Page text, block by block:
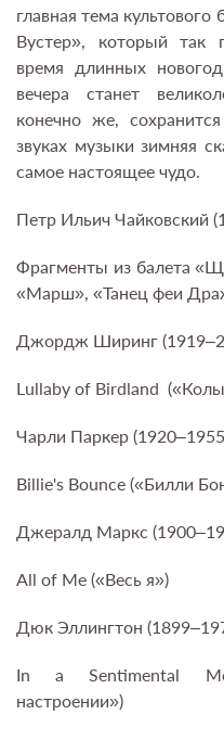
главная тема
Вустер», который так
время длинных
вечера станет
конечно же,
звуках музыки зимняя
самое настоящее чудо.
Петр Ильич Чайковский
Фрагменты из балета
«Марш», «Танец феи
Джордж Ширинг
Lullaby of Birdland
Чарли Паркер
Billie's Bounce («Билли
Джералд Маркс
All of Me («Весь я»)
Дюк Эллингтон
In a Sentimental
настроении»)